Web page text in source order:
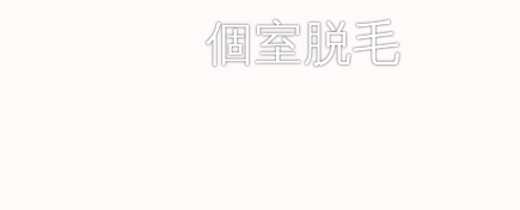
個室脱毛